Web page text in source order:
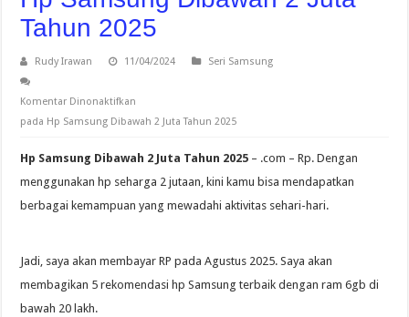
Tahun 2025
Rudy Irawan 11/04/2024 Seri Samsung
Komentar Dinonaktifkan
pada Hp Samsung Dibawah 2 Juta Tahun 2025
Hp Samsung Dibawah 2 Juta Tahun 2025 – .com – Rp. Dengan
menggunakan hp seharga 2 jutaan, kini kamu bisa mendapatkan
berbagai kemampuan yang mewadahi aktivitas sehari-hari.
Jadi, saya akan membayar RP pada Agustus 2025. Saya akan
membagikan 5 rekomendasi hp Samsung terbaik dengan ram 6gb di
bawah 20 lakh.